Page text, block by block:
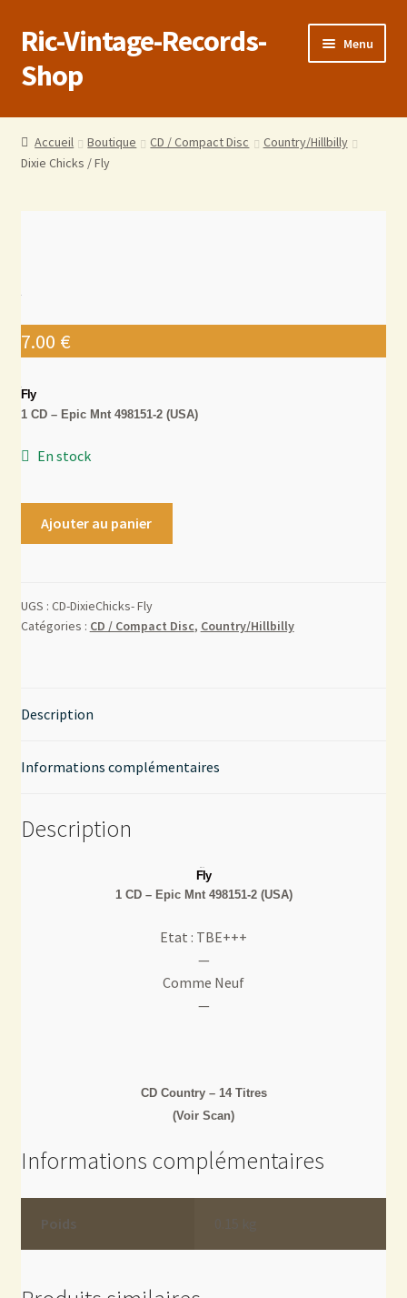
Ric-Vintage-Records-
Shop
Menu
Accueil
Boutique
Conditions générales de vente
Politique de confidentialité
Mon compte
Contact
Accueil Boutique CD / Compact Disc
Country/Hillbilly
Dixie Chicks / Fly
7.00 €
Fly
1 CD – Epic Mnt 498151-2 (USA)
En stock
Ajouter au panier
UGS : CD-DixieChicks- Fly
Catégories : CD / Compact Disc, Country/Hillbilly
Description
Informations complémentaires
Description
Fly
1 CD – Epic Mnt 498151-2 (USA)
Etat : TBE+++
—
Comme Neuf
—
CD Country – 14 Titres
(Voir Scan)
Informations complémentaires
Poids